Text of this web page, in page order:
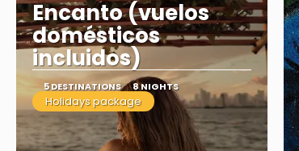
Encanto (vuelos
domésticos
incluidos)
5 DESTINATIONS 8 NIGHTS
Holidays package